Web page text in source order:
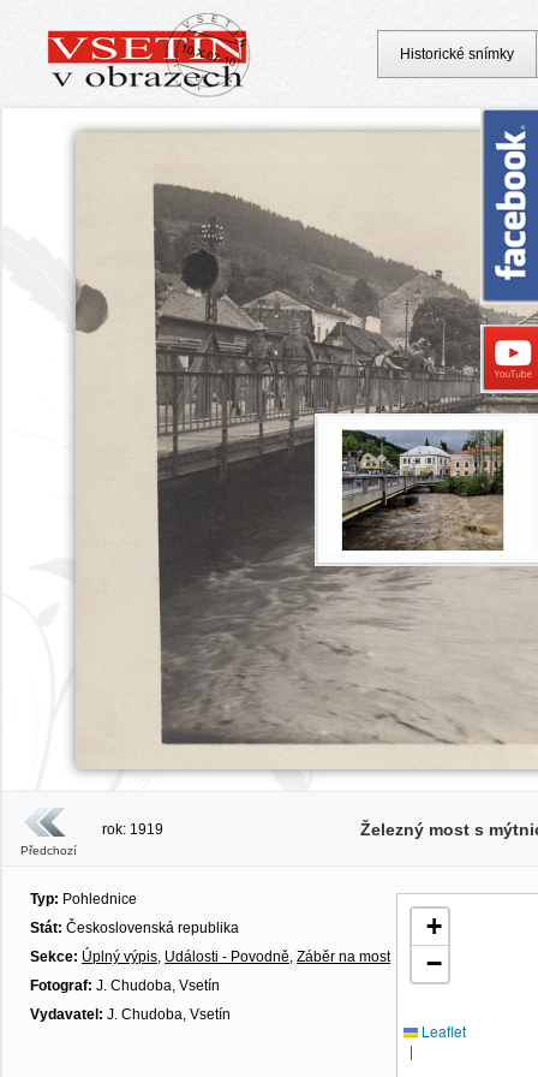
Předchozí
rok: 1919 Železný most s
Typ: Pohlednice
Stát: Československá republika
Sekce: Úplný výpis, Události - Povodně, Záběr na most
Fotograf: J. Chudoba, Vsetín
Vydavatel: J. Chudoba, Vsetín
+
−
Leaflet
|
Historické snímky